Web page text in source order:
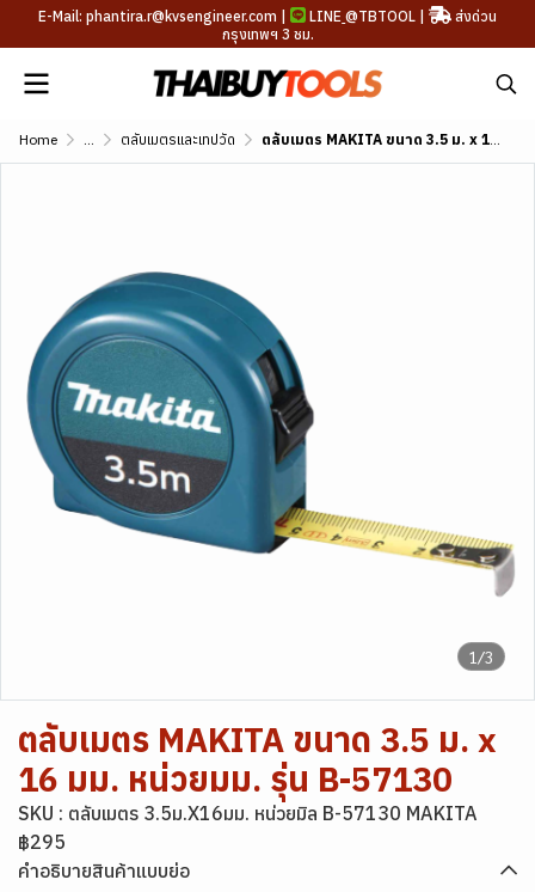
E-Mail: phantira.r@kvsengineer.com | LINE @TBTOOL |
ส่งด่วน
กรุงเทพฯ 3 ชม.
Home ... ตลับเมตรและเทปวัด ตลับเมตร MAKITA ขนาด 3.5 ม. x 16 มม. หน่วยมม. รุ่น B-57130
1/3
ตลับเมตร MAKITA ขนาด 3.5 ม. x
16 มม. หน่วยมม. รุ่น B-57130
SKU : ตลับเมตร 3.5ม.X16มม. หน่วยมิล B-57130 MAKITA
฿295
คำอธิบายสินค้าแบบย่อ